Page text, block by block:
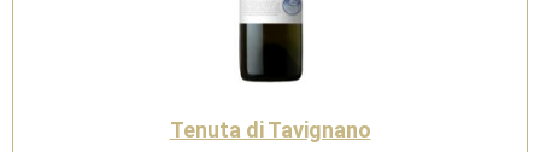
Tenuta di Tavignano